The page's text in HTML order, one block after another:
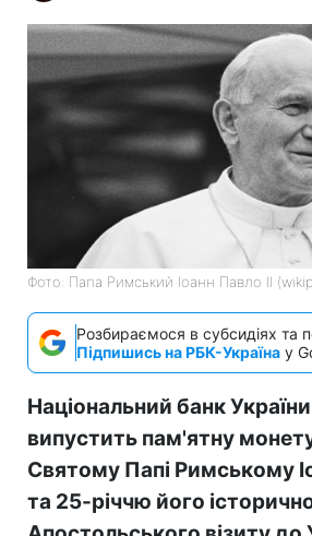
Фото: Папа Римський Іоанн Павло II
Розбираємося в субсидіях та
Підпишись на РБК-Україна у
Національний банк
випустить пам'ятну
Святому Папі Римському
та 25-річчю його